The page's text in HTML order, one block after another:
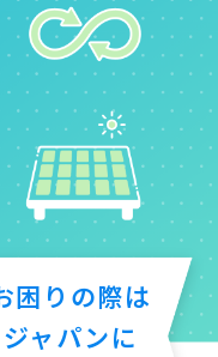
困りの際は
ャパンに